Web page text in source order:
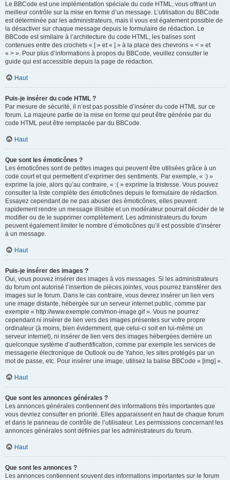
Le BBCode est une implémentation spéciale du code HTML, vous offrant un
meilleur contrôle sur la mise en forme d’un message. L’utilisation du BBCode
est déterminée par les administrateurs, mais il vous est également possible de
la désactiver sur chaque message depuis le formulaire de rédaction. Le
BBCode est similaire à l’architecture du code HTML, les balises sont
contenues entre des crochets « [ » et « ] » à la place des chevrons « < » et
« > ». Pour plus d’informations à propos du BBCode, veuillez consulter le
guide qui est accessible depuis la page de rédaction.
Haut
Puis-je insérer du code HTML ?
Par mesure de sécurité, il n’est pas possible d’insérer du code HTML sur ce
forum. La majeure partie de la mise en forme qui peut être générée par du
code HTML peut être remplacée par du BBCode.
Haut
Que sont les émoticônes ?
Les émoticônes sont de petites images qui peuvent être utilisées grâce à un
code court et qui permettent d’exprimer des sentiments. Par exemple, « :) »
exprime la joie, alors qu’au contraire, « :( » exprime la tristesse. Vous pouvez
consulter la liste complète des émoticônes depuis le formulaire de rédaction.
Essayez cependant de ne pas abuser des émoticônes, elles peuvent
rapidement rendre un message illisible et un modérateur pourrait décider de le
modifier ou de le supprimer complètement. Les administrateurs du forum
peuvent également limiter le nombre d’émoticônes qu’il est possible d’insérer
à un message.
Haut
Puis-je insérer des images ?
Oui, vous pouvez insérer des images à vos messages. Si les administrateurs
du forum ont autorisé l’insertion de pièces jointes, vous pourrez transférer des
images sur le forum. Dans le cas contraire, vous devrez insérer un lien vers
une image distante, hébergée sur un serveur internet public, comme par
exemple « http://www.exemple.com/mon-image.gif ». Vous ne pourrez
cependant ni insérer de lien vers des images présentes sur votre propre
ordinateur (à moins, bien évidemment, que celui-ci soit en lui-même un
serveur internet), ni insérer de lien vers des images hébergées derrière un
quelconque système d’authentification, comme par exemple les services de
messagerie électronique de Outlook ou de Yahoo, les sites protégés par un
mot de passe, etc. Pour insérer une image, utilisez la balise BBCode « [img] ».
Haut
Que sont les annonces générales ?
Les annonces générales contiennent des informations très importantes que
vous devriez consulter en priorité. Elles apparaissent en haut de chaque forum
et dans le panneau de contrôle de l’utilisateur. Les permissions concernant les
annonces générales sont définies par les administrateurs du forum.
Haut
Que sont les annonces ?
Les annonces contiennent souvent des informations importantes sur le forum